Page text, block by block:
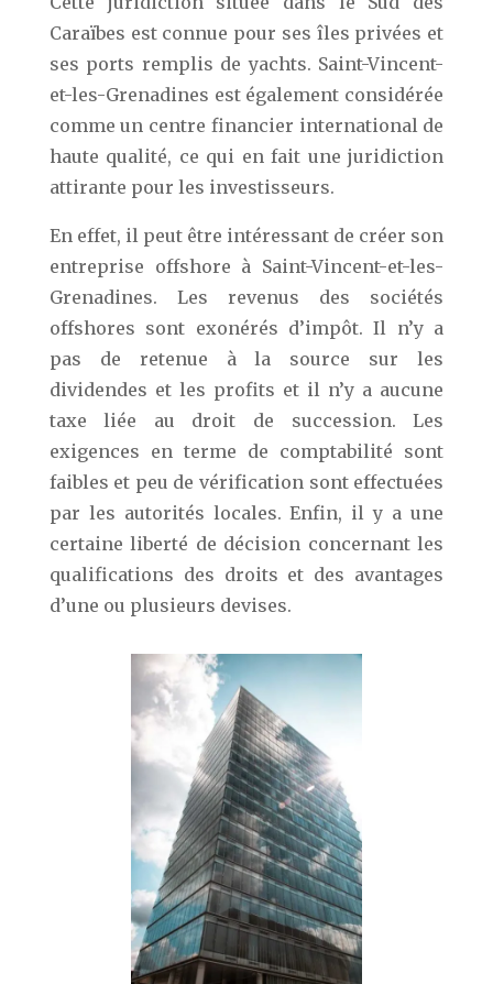
Caraïbes est connue pour ses îles privées et
ses ports remplis de yachts. Saint-Vincent-
et-les-Grenadines est également considérée
comme un centre financier international de
haute qualité, ce qui en fait une juridiction
attirante pour les investisseurs.
En effet, il peut être intéressant de créer son
entreprise offshore à Saint-Vincent-et-les-
Grenadines. Les revenus des sociétés
offshores sont exonérés d’impôt. Il n’y a
pas de retenue à la source sur les
dividendes et les profits et il n’y a aucune
taxe liée au droit de succession. Les
exigences en terme de comptabilité sont
faibles et peu de vérification sont effectuées
par les autorités locales. Enfin, il y a une
certaine liberté de décision concernant les
qualifications des droits et des avantages
d’une ou plusieurs devises.